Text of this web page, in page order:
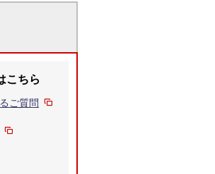
こちら
ご質問